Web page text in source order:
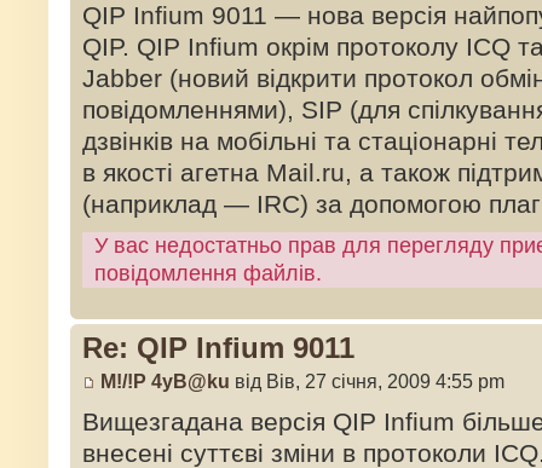
QIP Infium 9011 — нова версія
QIP. QIP Infium окрім протоколу ICQ
Jabber (новий відкрити протокол
повідомленнями), SIP (для
дзвінків на мобільні та стаціонарні
в якості агетна Mail.ru, а також
(наприклад — IRC) за допомогою
У вас недостатньо прав для перегляду
повідомлення файлів.
Re: QIP Infium 9011
M!/!P 4yB@ku від Вів, 27 січня, 2009 4:55 pm
Вищезгадана версія QIP Infium
внесені суттєві зміни в протоколи